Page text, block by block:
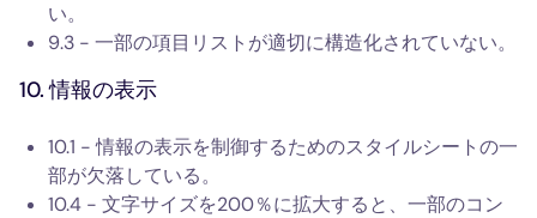
い。
9.3 - 一部の項目リストが適切に構造化されていない。
10. 情報の表示
10.1 - 情報の表示を制御するためのスタイルシートの一
部が欠落している。
10.4 - 文字サイズを200％に拡大すると、一部のコン